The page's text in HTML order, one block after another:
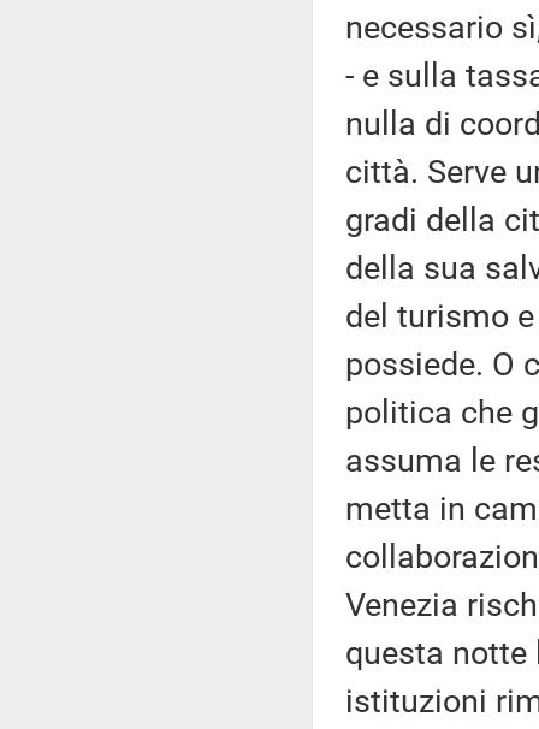
necessario
- e sulla
nulla di
città. Serve
gradi della
della sua
del turismo
possiede. O
politica che
assuma le
metta in
Venezia
questa notte
istituzioni